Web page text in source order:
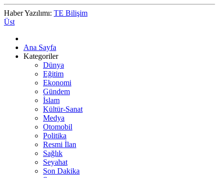
Haber Yazılımı: TE Bilişim
Üst
Ana Sayfa
Kategoriler
Dünya
Eğitim
Ekonomi
Gündem
İslam
Kültür-Sanat
Medya
Otomobil
Politika
Resmi İlan
Sağlık
Seyahat
Son Dakika